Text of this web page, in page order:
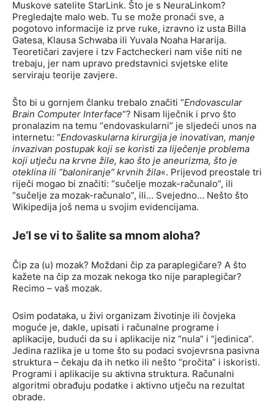
Muskove satelite StarLink. Što je s NeuraLinkom?
Pregledajte malo web. Tu se može pronaći sve, a
pogotovo informacije iz prve ruke, izravno iz usta Billa
Gatesa, Klausa Schwaba ili Yuvala Noaha Hararija.
Teoretičari zavjere i tzv Factcheckeri nam više niti ne
trebaju, jer nam upravo predstavnici svjetske elite
serviraju teorije zavjere.
Što bi u gornjem članku trebalo značiti “Endovascular
Brain Computer Interface“? Nisam liječnik i prvo što
pronalazim na temu “endovaskularni” je sljedeći unos na
internetu: “Endovaskularna kirurgija je inovativan, manje
invazivan postupak koji se koristi za liječenje problema
koji utječu na krvne žile, kao što je aneurizma, što je
oteklina ili “baloniranje” krvnih žila«. Prijevod preostale tri
riječi mogao bi značiti: “sučelje mozak-računalo”, ili
“sučelje za mozak-računalo”, ili… Svejedno… Nešto što
Wikipedija još nema u svojim evidencijama.
Je’l se vi to šalite sa mnom aloha?
Čip za (u) mozak? Moždani čip za paraplegičare? A što
kažete na čip za mozak nekoga tko nije paraplegičar?
Recimo – vaš mozak.
Osim podataka, u živi organizam životinje ili čovjeka
moguće je, dakle, upisati i računalne programe i
aplikacije, budući da su i aplikacije niz “nula” i “jedinica”.
Jedina razlika je u tome što su podaci svojevrsna pasivna
struktura – čekaju da ih netko ili nešto “pročita” i iskoristi.
Programi i aplikacije su aktivna struktura. Računalni
algoritmi obrađuju podatke i aktivno utječu na rezultat
obrade.